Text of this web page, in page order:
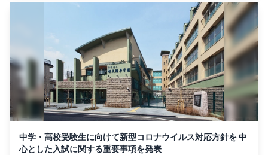
中学・高校受験生に向けて新型コロナウイルス対応方針を 中
心とした入試に関する重要事項を発表